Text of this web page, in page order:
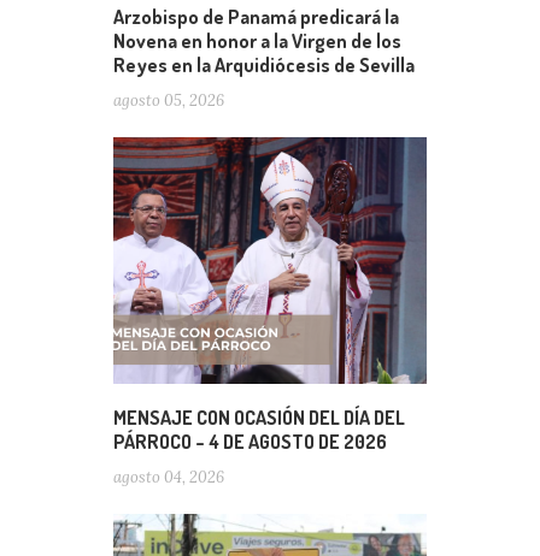
Arzobispo de Panamá predicará la
Novena en honor a la Virgen de los
Reyes en la Arquidiócesis de Sevilla
agosto 05, 2026
MENSAJE CON OCASIÓN DEL DÍA DEL
PÁRROCO – 4 DE AGOSTO DE 2026
agosto 04, 2026